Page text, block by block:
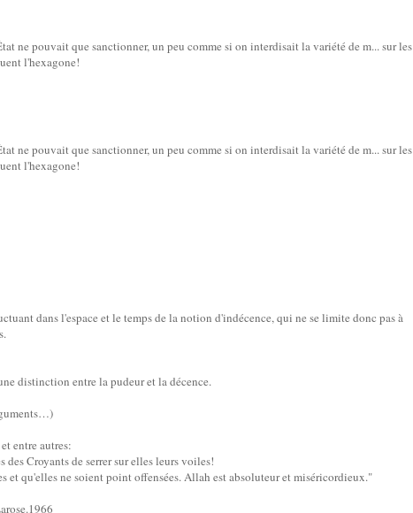
ne pouvait que sanctionner, un peu comme si on interdisait la variété de m... sur les
l'hexagone!
ne pouvait que sanctionner, un peu comme si on interdisait la variété de m... sur les
l'hexagone!
dans l'espace et le temps de la notion d'indécence, qui ne se limite donc pas à
distinction entre la pudeur et la décence.
entre autres:
des Croyants de serrer sur elles leurs voiles!
et qu'elles ne soient point offensées. Allah est absoluteur et miséricordieux."